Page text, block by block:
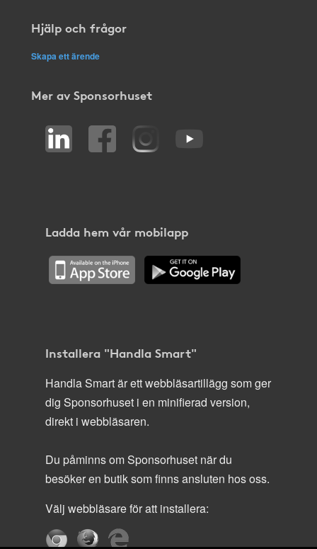
Hjälp och frågor
Skapa ett ärende
Mer av Sponsorhuset
Ladda hem vår mobilapp
Installera "Handla Smart"
Handla Smart är ett webbläsartillägg som ger
dig Sponsorhuset i en minifierad version,
direkt i webbläsaren.
Du påminns om Sponsorhuset när du
besöker en butik som finns ansluten hos oss.
Välj webbläsare för att installera: